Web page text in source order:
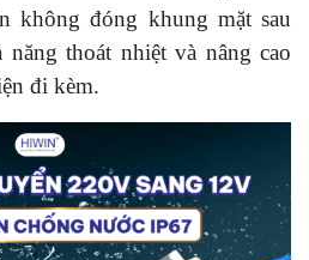
không đóng khung mặt sau
năng thoát nhiệt và nâng cao
đi kèm.